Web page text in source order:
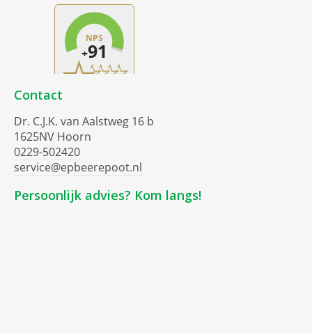
Contact
Dr. C.J.K. van Aalstweg 16 b
1625NV Hoorn
0229-502420
service@epbeerepoot.nl
Persoonlijk advies? Kom langs!